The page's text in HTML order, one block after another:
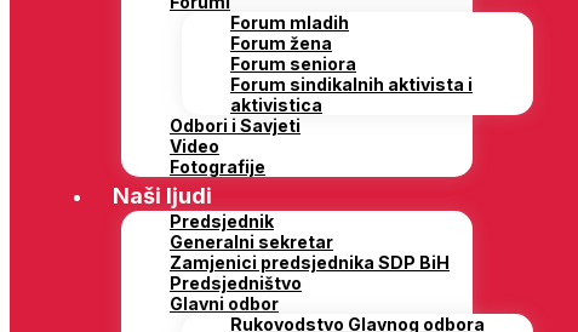
Forum mladih
Forum žena
Forum seniora
Forum sindikalnih aktivista i
aktivistica
Odbori i Savjeti
Video
Fotografije
Naši ljudi
Predsjednik
Generalni sekretar
Zamjenici predsjednika SDP BiH
Predsjedništvo
Glavni odbor
Rukovodstvo Glavnog odbora